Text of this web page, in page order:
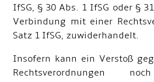
IfSG, § 30 Abs. 1 IfSG oder §
Verbindung mit einer
Satz 1 IfSG, zuwiderhandelt.
Insofern kann ein Verstoß
Rechtsverordnungen